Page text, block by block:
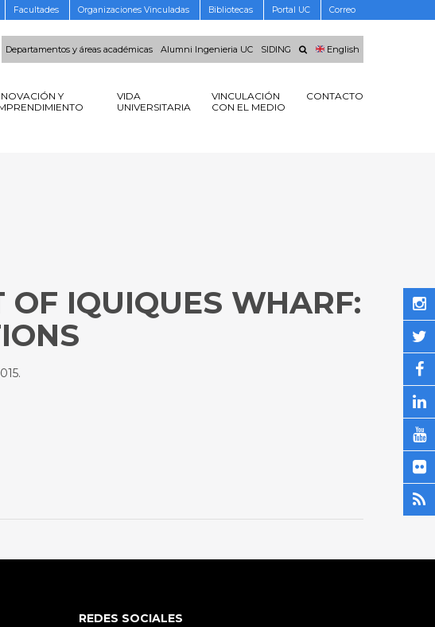
Facultades Organizaciones Vinculadas Bibliotecas Portal UC Correo
Departamentos y áreas académicas Alumni Ingenieria UC SIDING English
Y
VIDA
UNIVERSITARIA
VINCULACIÓN
CON EL MEDIO
CONTACTO
IQUIQUES WHARF:
REDES SOCIALES